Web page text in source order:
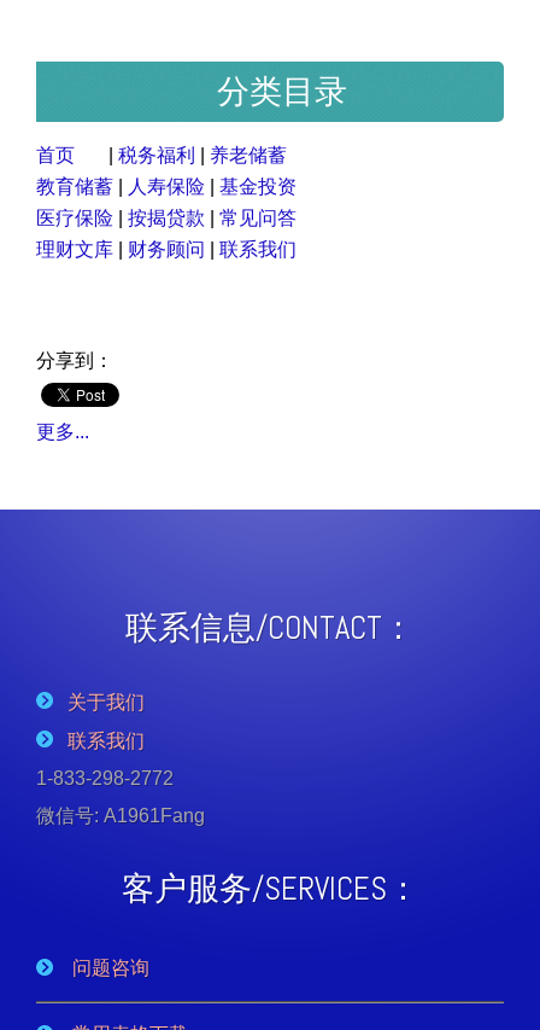
分类目录
首页 税务福利
养老储蓄
教育储蓄
人寿保险
基金投资
医疗保险
按揭贷款
常见问答
理财文库
财务顾问 联系我们
分享到：
更多...
联系信息/CONTACT：
关于我们
联系我们
1-833-298-2772
微信号: A1961Fang
客户服务/SERVICES：
问题咨询